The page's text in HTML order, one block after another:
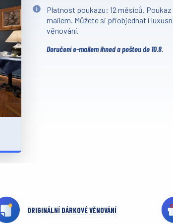
Platnost poukazu: 12 měsíců.
mailem. Můžete si přiobjednat i
věnování.
Doručení e-mailem ihned a poštou do 10.8.
ORIGINÁLNÍ DÁRKOVÉ VĚNOVÁNÍ